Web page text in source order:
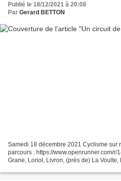
Publié le 18/12/2021 à 20:08
Par Gerard BETTON
Samedi 18 décembre 2021 Cyclisme sur
parcours : https://www.openrunner.com/
Grane, Loriol, Livron, (près de) La